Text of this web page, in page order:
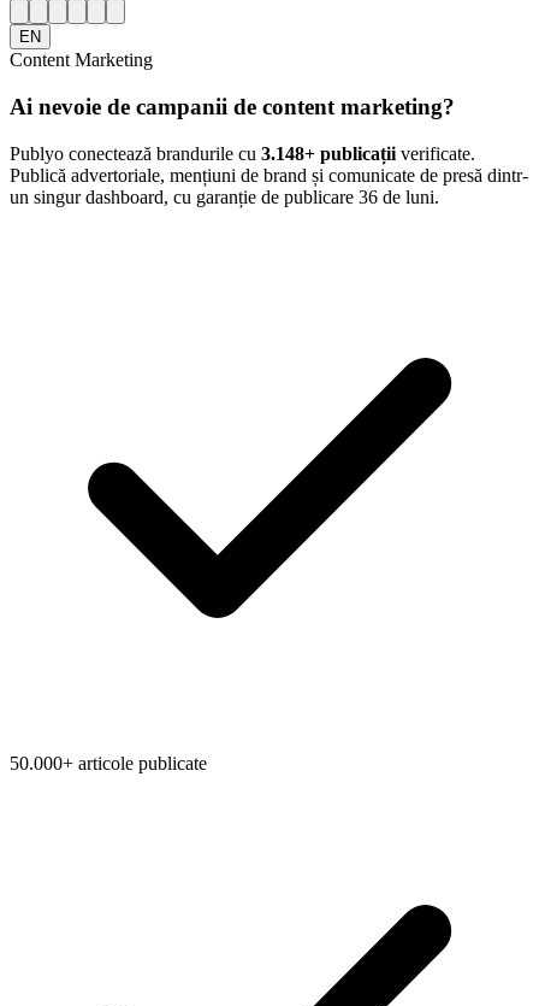
EN
Content Marketing
Ai nevoie de campanii de content marketing?
Publyo conectează brandurile cu 3.148+ publicații verificate.
Publică advertoriale, mențiuni de brand și comunicate de presă dintr-
un singur dashboard, cu garanție de publicare 36 de luni.
50.000+ articole publicate